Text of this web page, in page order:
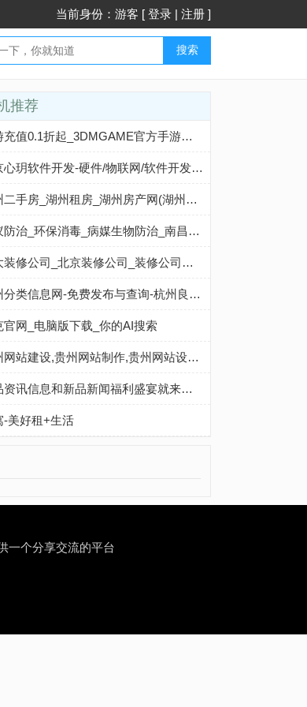
当前身份：游客 [ 登录 | 注册 ]
搜索
推荐
手游充值0.1折起_3DMGAME官方手游折扣平台_最新最热门的游戏免费下载
北京心玥软件开发-硬件/物联网/软件开发外包公司|专注定制化开发
湖州二手房_湖州租房_湖州房产网(湖州链家网)
白蚁防治_环保消毒_病媒生物防治_南昌博卫有害生物防治有限公司
十大装修公司_北京装修公司_装修公司排行榜_北京一起装修网
杭州分类信息网-免费发布与查询-杭州良时百业招商网
官网_电脑版下载_你的AI搜索
贵州网站建设,贵州网站制作,贵州网站设计,贵州企业建站,贵州SEO优化-贵州网站设计公司
精品资讯信息和新品新闻福利盛宴就来爱美研新闻网
-美好租+生活
一个分享交流的平台